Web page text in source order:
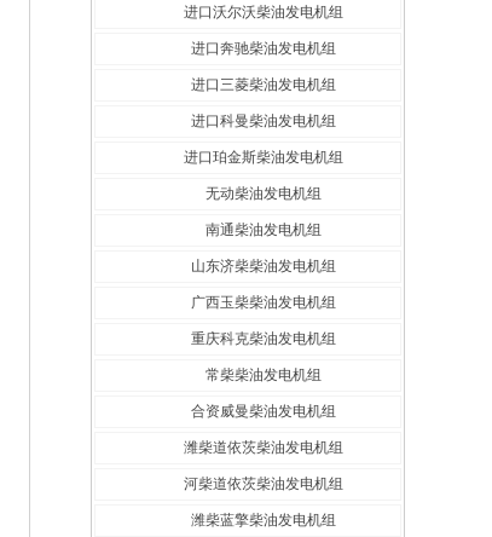
进口沃尔沃柴油发电机组
进口奔驰柴油发电机组
进口三菱柴油发电机组
进口科曼柴油发电机组
进口珀金斯柴油发电机组
无动柴油发电机组
南通柴油发电机组
山东济柴柴油发电机组
广西玉柴柴油发电机组
重庆科克柴油发电机组
常柴柴油发电机组
合资威曼柴油发电机组
潍柴道依茨柴油发电机组
河柴道依茨柴油发电机组
潍柴蓝擎柴油发电机组